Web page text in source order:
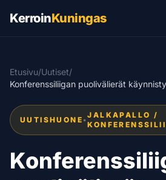
KerroinKuningas
Etusivu/Uutiset/
Konferenssiliigan puolivälierät
UUTISHUONE •
JALKAPALLO /